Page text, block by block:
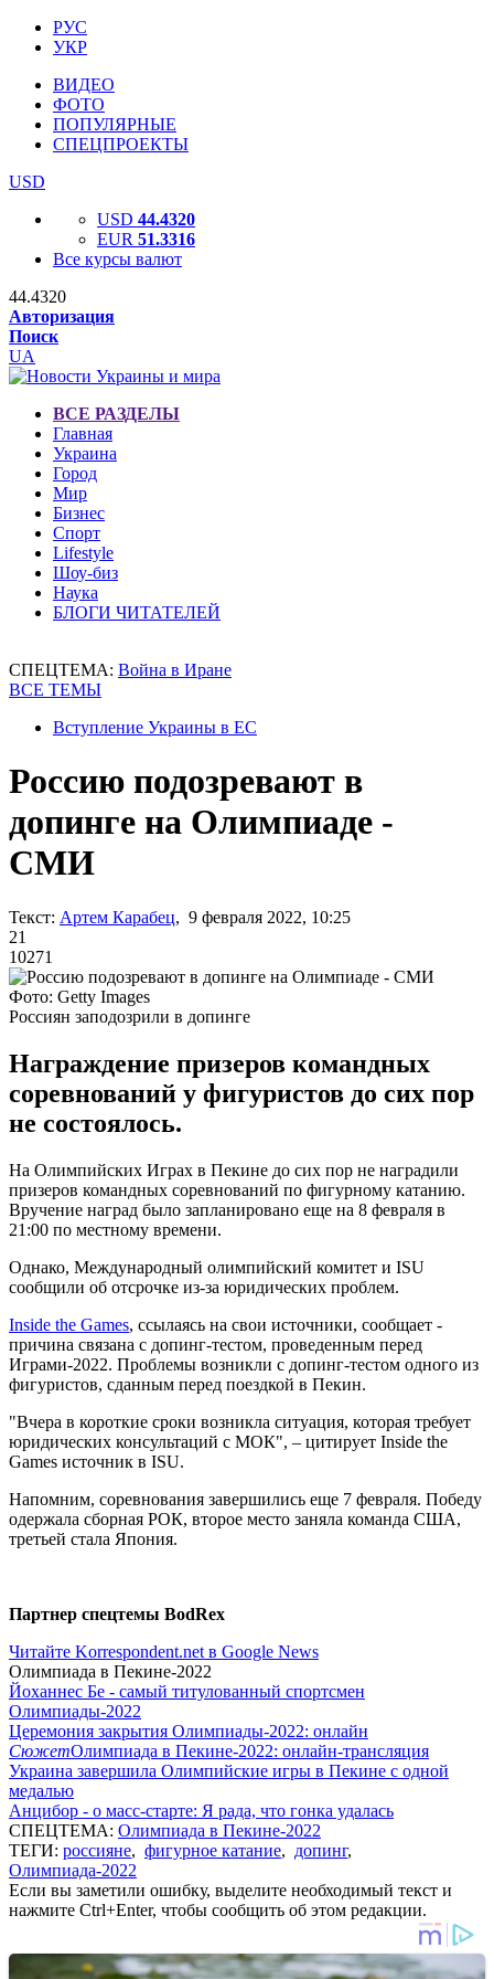
РУС
УКР
ВИДЕО
ФОТО
ПОПУЛЯРНЫЕ
СПЕЦПРОЕКТЫ
USD
USD 44.4320
EUR 51.3316
Все курсы валют
44.4320
Авторизация
Поиск
UA
ВСЕ РАЗДЕЛЫ
Главная
Украина
Город
Мир
Бизнес
Спорт
Lifestyle
Шоу-биз
Наука
БЛОГИ ЧИТАТЕЛЕЙ
СПЕЦТЕМА: Война в Иране
ВСЕ ТЕМЫ
Вступление Украины в ЕС
Россию подозревают в
допинге на Олимпиаде -
СМИ
Текст: Артем Карабец, 9 февраля 2022, 10:25
21
10271
Фото: Getty Images
Россиян заподозрили в допинге
Награждение призеров командных
соревнований у фигуристов до сих пор
не состоялось.
На Олимпийских Играх в Пекине до сих пор не наградили
призеров командных соревнований по фигурному катанию.
Вручение наград было запланировано еще на 8 февраля в
21:00 по местному времени.
Однако, Международный олимпийский комитет и ISU
сообщили об отсрочке из-за юридических проблем.
Inside the Games, ссылаясь на свои источники, сообщает -
причина связана с допинг-тестом, проведенным перед
Играми-2022. Проблемы возникли с допинг-тестом одного из
фигуристов, сданным перед поездкой в Пекин.
"Вчера в короткие сроки возникла ситуация, которая требует
юридических консультаций с МОК", – цитирует Inside the
Games источник в ISU.
Напомним, соревнования завершились еще 7 февраля. Победу
одержала сборная РОК, второе место заняла команда США,
третьей стала Япония.
Партнер спецтемы BodRex
Читайте Korrespondent.net в Google News
Олимпиада в Пекине-2022
Йоханнес Бе - самый титулованный спортсмен
Олимпиады-2022
Церемония закрытия Олимпиады-2022: онлайн
СюжетОлимпиада в Пекине-2022: онлайн-трансляция
Украина завершила Олимпийские игры в Пекине с одной
медалью
Анцибор - о масс-старте: Я рада, что гонка удалась
СПЕЦТЕМА: Олимпиада в Пекине-2022
ТЕГИ: россияне, фигурное катание, допинг,
Олимпиада-2022
Если вы заметили ошибку, выделите необходимый текст и
нажмите Ctrl+Enter, чтобы сообщить об этом редакции.